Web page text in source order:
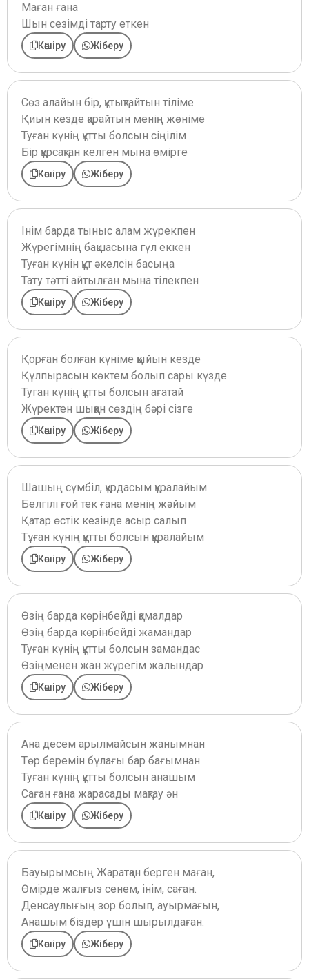
Маған ғана
Шын сезімді тарту еткен
Көшіру Жіберу
Сөз алайын бір, құтықтайтын тіліме
Қиын кезде қарайтын менің жөніме
Туған күнің құтты болсын сіңілім
Бір құрсақтан келген мына өмірге
Көшіру Жіберу
Інім барда тыныс алам жүрекпен
Жүрегімнің бақшасына гүл еккен
Туған күнін құт әкелсін басыңа
Тату тәтті айтылған мына тілекпен
Көшіру Жіберу
Қорған болған күніме қыйын кезде
Құлпырасын көктем болып сары күзде
Туган күнің құтты болсын ағатай
Жүректен шыққан сөздің бәрі сізге
Көшіру Жіберу
Шашың сүмбіл, құрдасым құралайым
Белгілі ғой тек ғана менің жәйым
Қатар өстік кезінде асыр салып
Тұған күнің құтты болсын құралайым
Көшіру Жіберу
Өзің барда көрінбейді қамалдар
Өзің барда көрінбейді жамандар
Туған күнің құтты болсын замандас
Өзіңменен жан жүрегім жалындар
Көшіру Жіберу
Ана десем арылмайсын жанымнан
Төр беремін бұлағы бар бағымнан
Туған күнің құтты болсын анашым
Саған ғана жарасады мақтау ән
Көшіру Жіберу
Бауырымсың Жаратқан берген маған,
Өмірде жалғыз сенем, інім, саған.
Денсаулығың зор болып, ауырмағын,
Анашым біздер үшін шырылдаған.
Көшіру Жіберу